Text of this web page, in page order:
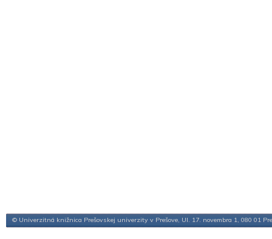
© Univerzitná knižnica Prešovskej univerzity v Prešove, Ul. 17. novembra 1, 080 01